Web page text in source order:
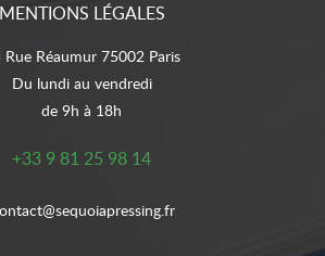
MENTIONS LÉGALES
Rue Réaumur 75002 Paris
Du lundi au vendredi
de 9h à 18h
+33 9 81 25 98 14